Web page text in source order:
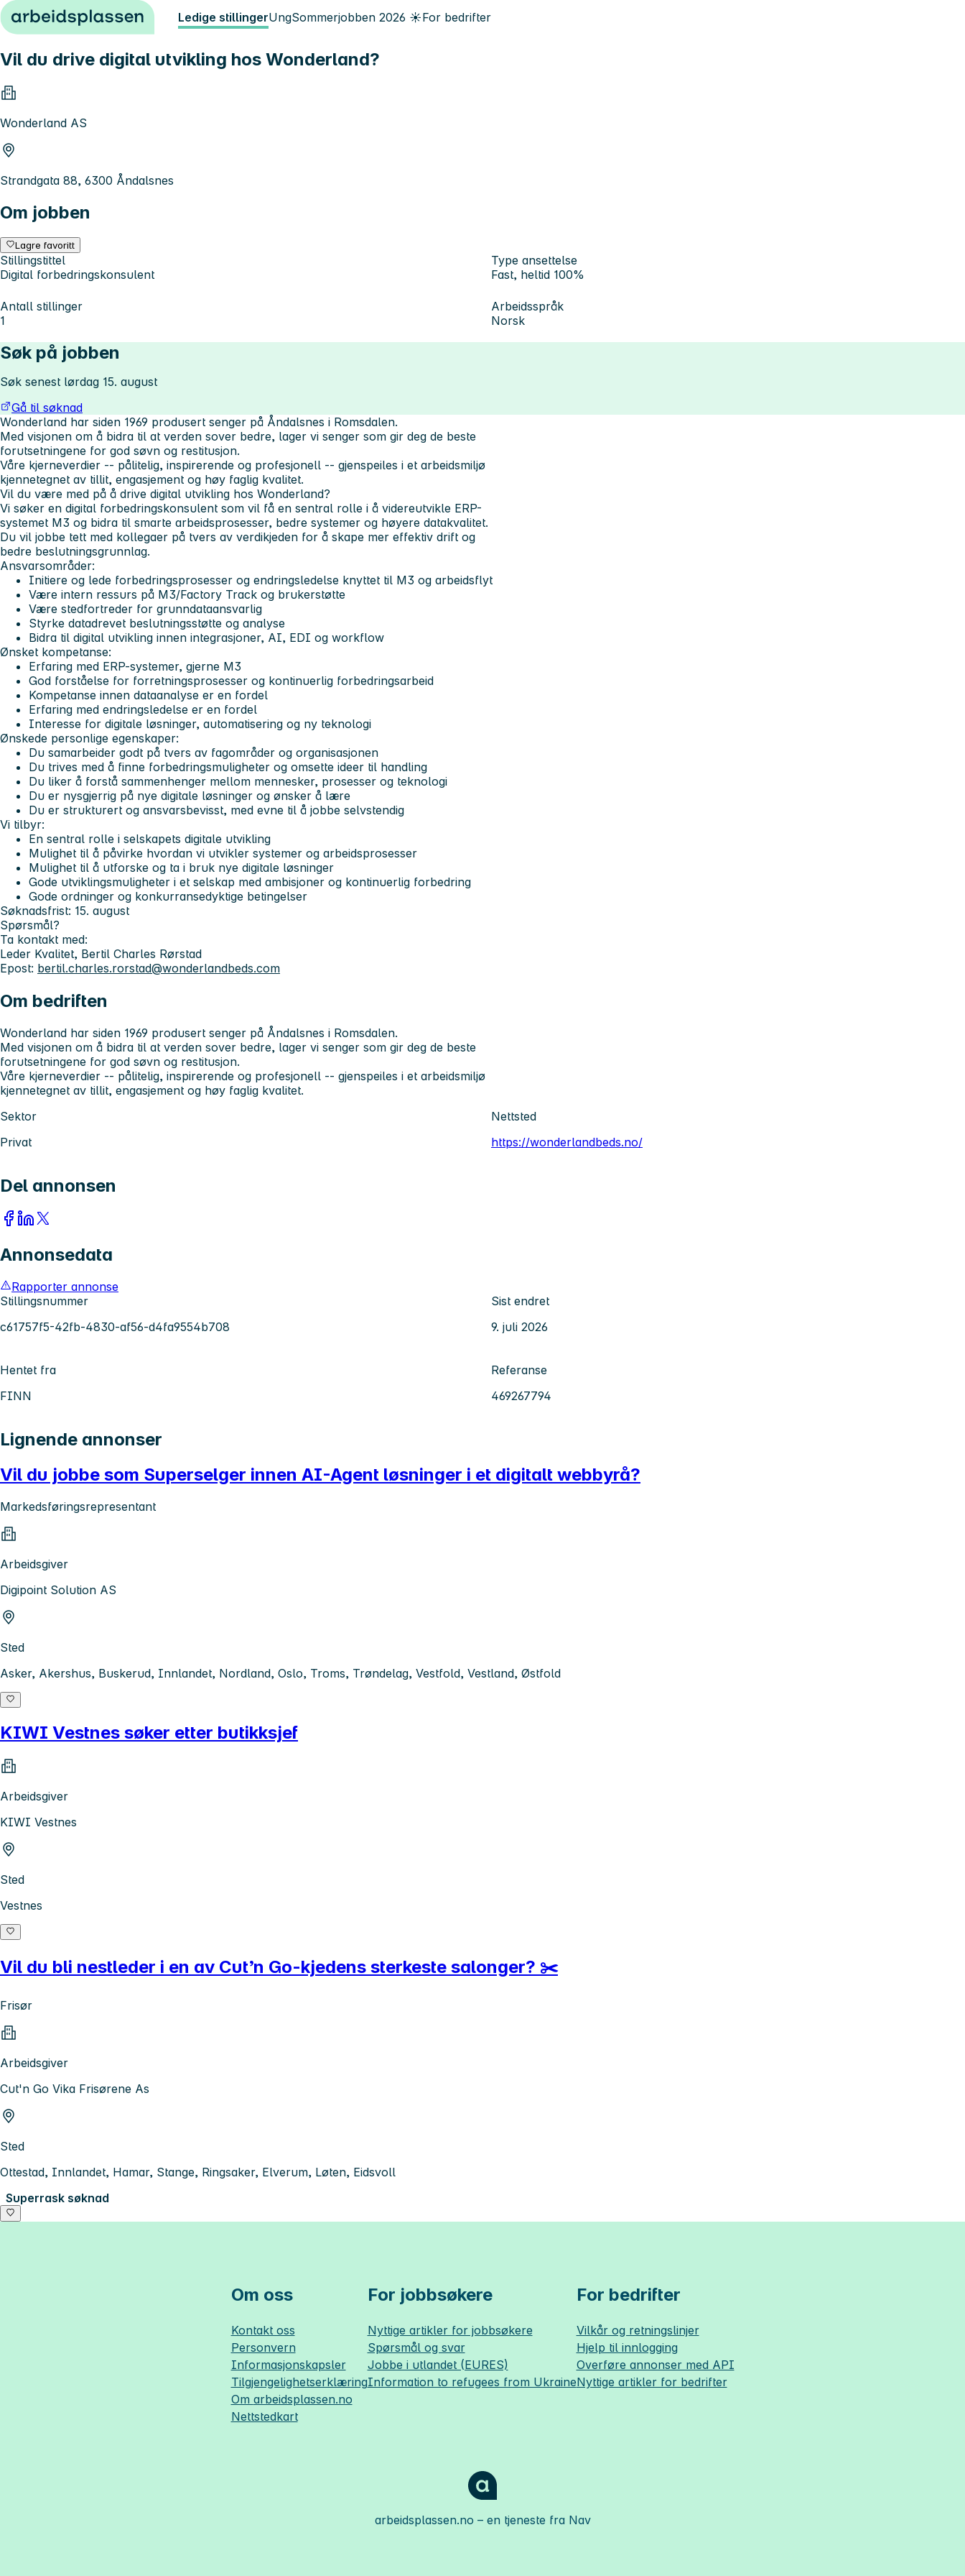
Hopp til innhold Ledige stillingerUngSommerjobben 2026 ☀️For bedrifter
Vil du drive digital utvikling hos Wonderland?
Wonderland AS
Strandgata 88, 6300 Åndalsnes
Om jobben
Lagre favoritt
Stillingstittel
Digital forbedringskonsulent
Type ansettelse
Fast, heltid 100%
Antall stillinger
1
Arbeidsspråk
Norsk
Søk på jobben
Søk senest lørdag 15. august
Gå til søknad
Wonderland har siden 1969 produsert senger på Åndalsnes i Romsdalen.
Med visjonen om å bidra til at verden sover bedre, lager vi senger som gir deg de beste
forutsetningene for god søvn og restitusjon.
Våre kjerneverdier -- pålitelig, inspirerende og profesjonell -- gjenspeiles i et arbeidsmiljø
kjennetegnet av tillit, engasjement og høy faglig kvalitet.
Vil du være med på å drive digital utvikling hos Wonderland?
Vi søker en digital forbedringskonsulent som vil få en sentral rolle i å videreutvikle ERP-
systemet M3 og bidra til smarte arbeidsprosesser, bedre systemer og høyere datakvalitet.
Du vil jobbe tett med kollegaer på tvers av verdikjeden for å skape mer effektiv drift og
bedre beslutningsgrunnlag.
Ansvarsområder:
Initiere og lede forbedringsprosesser og endringsledelse knyttet til M3 og arbeidsflyt
Være intern ressurs på M3/Factory Track og brukerstøtte
Være stedfortreder for grunndataansvarlig
Styrke datadrevet beslutningsstøtte og analyse
Bidra til digital utvikling innen integrasjoner, AI, EDI og workflow
Ønsket kompetanse:
Erfaring med ERP-systemer, gjerne M3
God forståelse for forretningsprosesser og kontinuerlig forbedringsarbeid
Kompetanse innen dataanalyse er en fordel
Erfaring med endringsledelse er en fordel
Interesse for digitale løsninger, automatisering og ny teknologi
Ønskede personlige egenskaper:
Du samarbeider godt på tvers av fagområder og organisasjonen
Du trives med å finne forbedringsmuligheter og omsette ideer til handling
Du liker å forstå sammenhenger mellom mennesker, prosesser og teknologi
Du er nysgjerrig på nye digitale løsninger og ønsker å lære
Du er strukturert og ansvarsbevisst, med evne til å jobbe selvstendig
Vi tilbyr:
En sentral rolle i selskapets digitale utvikling
Mulighet til å påvirke hvordan vi utvikler systemer og arbeidsprosesser
Mulighet til å utforske og ta i bruk nye digitale løsninger
Gode utviklingsmuligheter i et selskap med ambisjoner og kontinuerlig forbedring
Gode ordninger og konkurransedyktige betingelser
Søknadsfrist: 15. august
Spørsmål?
Ta kontakt med:
Leder Kvalitet, Bertil Charles Rørstad
Epost: bertil.charles.rorstad@wonderlandbeds.com
Om bedriften
Wonderland har siden 1969 produsert senger på Åndalsnes i Romsdalen.
Med visjonen om å bidra til at verden sover bedre, lager vi senger som gir deg de beste
forutsetningene for god søvn og restitusjon.
Våre kjerneverdier -- pålitelig, inspirerende og profesjonell -- gjenspeiles i et arbeidsmiljø
kjennetegnet av tillit, engasjement og høy faglig kvalitet.
Sektor
Privat
Nettsted
https://wonderlandbeds.no/
Del annonsen
Annonsedata
Rapporter annonse
Stillingsnummer
c61757f5-42fb-4830-af56-d4fa9554b708
Sist endret
9. juli 2026
Hentet fra
FINN
Referanse
469267794
Lignende annonser
Vil du jobbe som Superselger innen AI-Agent løsninger i et digitalt webbyrå?
Markedsføringsrepresentant
Arbeidsgiver
Digipoint Solution AS
Sted
Asker, Akershus, Buskerud, Innlandet, Nordland, Oslo, Troms, Trøndelag, Vestfold, Vestland, Østfold
KIWI Vestnes søker etter butikksjef
Arbeidsgiver
KIWI Vestnes
Sted
Vestnes
Vil du bli nestleder i en av Cut’n Go-kjedens sterkeste salonger? ✂️
Frisør
Arbeidsgiver
Cut'n Go Vika Frisørene As
Sted
Ottestad, Innlandet, Hamar, Stange, Ringsaker, Elverum, Løten, Eidsvoll
Superrask søknad
Om oss
Kontakt oss
Personvern
Informasjonskapsler
Tilgjengelighetserklæring
Om arbeidsplassen.no
Nettstedkart
For jobbsøkere
Nyttige artikler for jobbsøkere
Spørsmål og svar
Jobbe i utlandet (EURES)
Information to refugees from Ukraine
For bedrifter
Vilkår og retningslinjer
Hjelp til innlogging
Overføre annonser med API
Nyttige artikler for bedrifter
arbeidsplassen.no – en tjeneste fra Nav